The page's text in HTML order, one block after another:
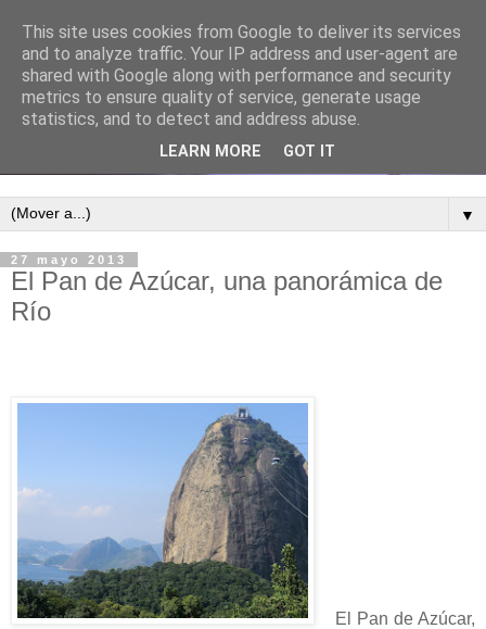
▼
27 mayo 2013
El Pan de Azúcar, una panorámica de
Río
El Pan de Azúcar,
This site uses cookies from Google to deliver its services
and to analyze traffic. Your IP address and user-agent are
shared with Google along with performance and security
metrics to ensure quality of service, generate usage
statistics, and to detect and address abuse.
LEARN MORE GOT IT